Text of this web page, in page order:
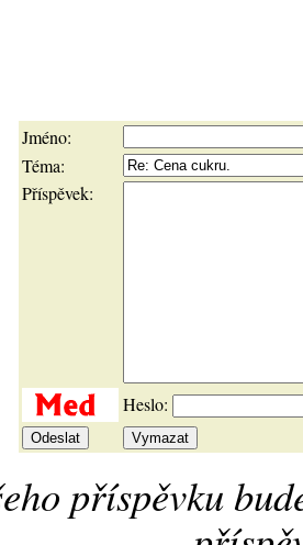
Jméno:
Téma:
Příspěvek:
Heslo:
příspěvku